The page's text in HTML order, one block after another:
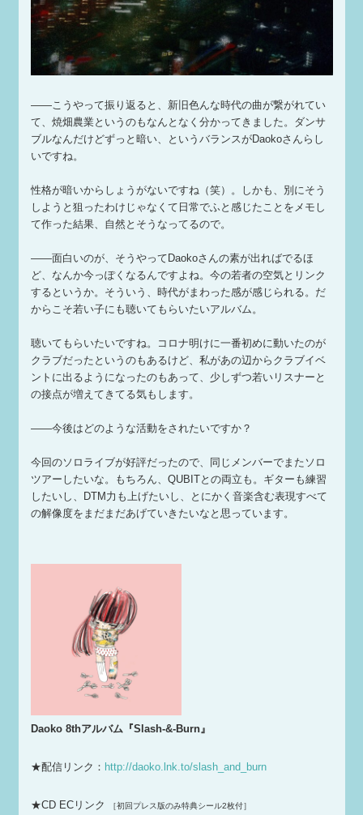
——こうやって振り返ると、新旧色んな時代の曲が繋がれてい
て、焼畑農業というのもなんとなく分かってきました。ダンサ
ブルなんだけどずっと暗い、というバランスがDaokoさんらし
いですね。
性格が暗いからしょうがないですね（笑）。しかも、別にそう
しようと狙ったわけじゃなくて日常でふと感じたことをメモし
て作った結果、自然とそうなってるので。
——面白いのが、そうやってDaokoさんの素が出ればでるほ
ど、なんか今っぽくなるんですよね。今の若者の空気とリンク
するというか。そういう、時代がまわった感が感じられる。だ
からこそ若い子にも聴いてもらいたいアルバム。
聴いてもらいたいですね。コロナ明けに一番初めに動いたのが
クラブだったというのもあるけど、私があの辺からクラブイベ
ントに出るようになったのもあって、少しずつ若いリスナーと
の接点が増えてきてる気もします。
——今後はどのような活動をされたいですか？
今回のソロライブが好評だったので、同じメンバーでまたソロ
ツアーしたいな。もちろん、QUBITとの両立も。ギターも練習
したいし、DTM力も上げたいし、とにかく音楽含む表現すべて
の解像度をまだまだあげていきたいなと思っています。
Daoko 8thアルバム『Slash-&-Burn』
★配信リンク： http://daoko.lnk.to/slash_and_burn
★CD ECリンク ［初回プレス版のみ特典シール2枚付］